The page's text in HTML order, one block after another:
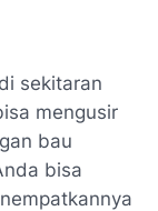
sekitaran
mengusir
bau
bisa